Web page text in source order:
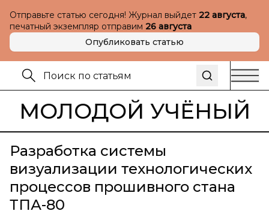
Отправьте статью сегодня! Журнал выйдет 22 августа,
печатный экземпляр отправим 26 августа
Опубликовать статью
МОЛОДОЙ УЧЁНЫЙ
Разработка системы
визуализации технологических
процессов прошивного стана
ТПА-80